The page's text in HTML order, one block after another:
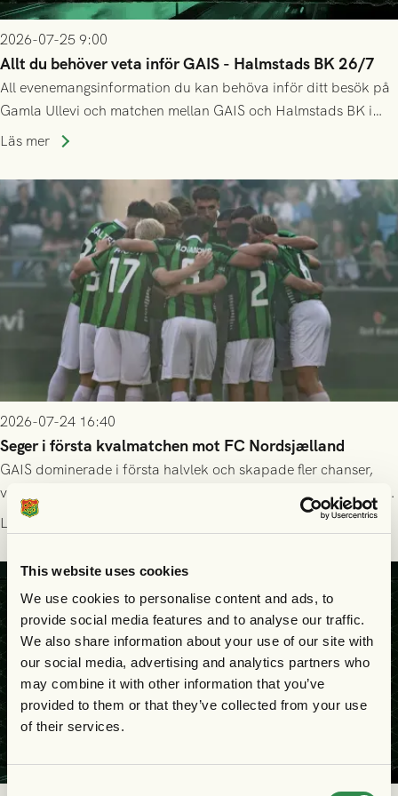
This website uses cookies
We use cookies to personalise content and ads, to
provide social media features and to analyse our traffic.
We also share information about your use of our site with
our social media, advertising and analytics partners who
may combine it with other information that you’ve
provided to them or that they’ve collected from your use
of their services.
Consent
2026-07-25 9:00
Allt du behöver veta inför GAIS - Halmstads BK 26/7
All evenemangsinformation du kan behöva inför ditt besök på
Gamla Ullevi och matchen mellan GAIS och Halmstads BK i
Allsvenskan! Avspark kl 16.30 på söndag 26/7.
Läs mer
2026-07-24 16:40
Seger i första kvalmatchen mot FC Nordsjælland
GAIS dominerade i första halvlek och skapade fler chanser,
välförtjänt fick de in ett ledningsmål strax innan halvtid. Efter
halvtidsvilan sjönk tempot när Nordsjälland tilläts ha mer av
bollen, men GAIS försvarade sig disciplinerat och säkrade en
seger! Matchfoto: Mikael Josefsson & Lasse Ekström
Läs mer